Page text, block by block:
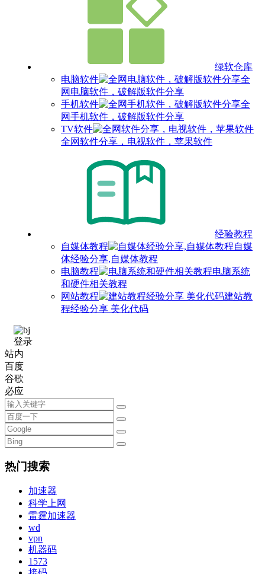
绿软仓库
电脑软件
全
网电脑软件，破解版软件分享
手机软件
全
网手机软件，破解版软件分享
TV软件
全网软件分享，电视软件，苹果软件
经验教程
自媒体教程
自媒
体经验分享,自媒体教程
电脑教程
电脑系统
和硬件相关教程
网站教程
建站教
程经验分享 美化代码
登录
站内
百度
谷歌
必应
热门搜索
加速器
科学上网
雷霆加速器
wd
vpn
机器码
1573